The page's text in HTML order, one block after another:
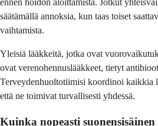
säätämällä annoksia, kun taas toiset
vaihtamista.
Yleisiä lääkkeitä, jotka ovat
ovat verenohennuslääkkeet, tietyt
Terveydenhuoltotiimisi koordinoi kaikkia
että ne toimivat turvallisesti yhdessä.
Kuinka nopeasti